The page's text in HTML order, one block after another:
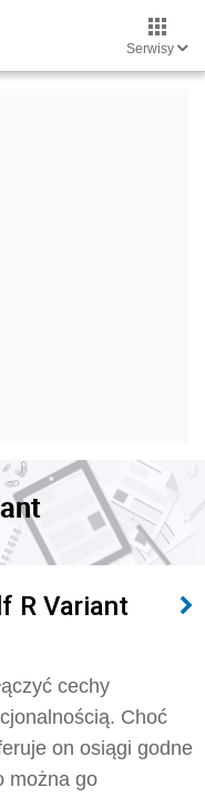
Serwisy
R Variant
cechy
Choć
on osiągi godne
można go